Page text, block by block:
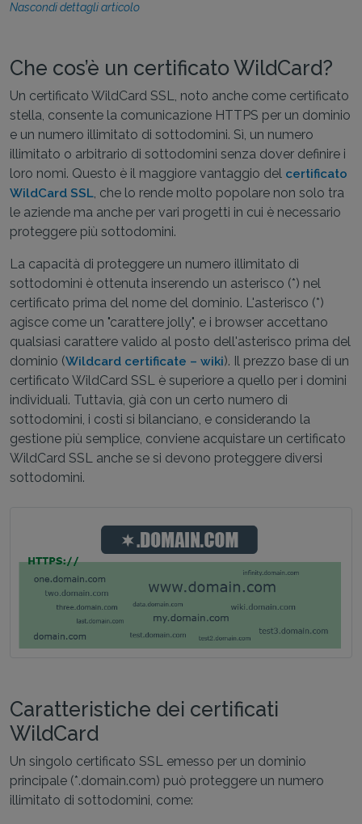
Nascondi dettagli articolo
Che cos’è un certificato WildCard?
Un certificato WildCard SSL, noto anche come certificato
stella, consente la comunicazione HTTPS per un dominio
e un numero illimitato di sottodomini. Sì, un numero
illimitato o arbitrario di sottodomini senza dover definire i
loro nomi. Questo è il maggiore vantaggio del certificato
WildCard SSL, che lo rende molto popolare non solo tra
le aziende ma anche per vari progetti in cui è necessario
proteggere più sottodomini.
La capacità di proteggere un numero illimitato di
sottodomini è ottenuta inserendo un asterisco (*) nel
certificato prima del nome del dominio. L'asterisco (*)
agisce come un "carattere jolly", e i browser accettano
qualsiasi carattere valido al posto dell'asterisco prima del
dominio (Wildcard certificate – wiki). Il prezzo base di un
certificato WildCard SSL è superiore a quello per i domini
individuali. Tuttavia, già con un certo numero di
sottodomini, i costi si bilanciano, e considerando la
gestione più semplice, conviene acquistare un certificato
WildCard SSL anche se si devono proteggere diversi
sottodomini.
Caratteristiche dei certificati
WildCard
Un singolo certificato SSL emesso per un dominio
principale (*.domain.com) può proteggere un numero
illimitato di sottodomini, come: